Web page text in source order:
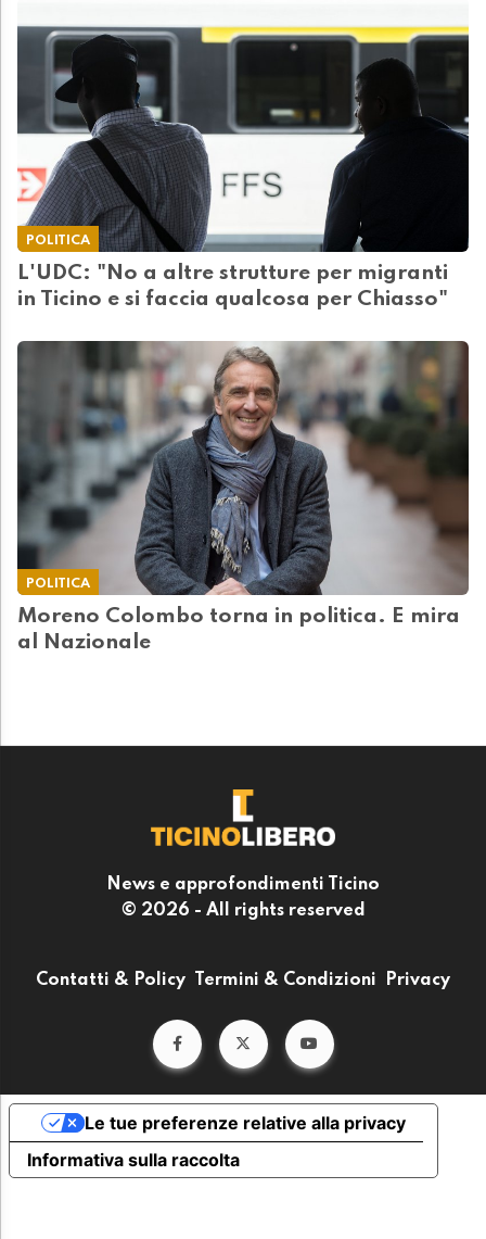
POLITICA
L'UDC: "No a altre strutture per migranti
in Ticino e si faccia qualcosa per Chiasso"
POLITICA
Moreno Colombo torna in politica. E mira
al Nazionale
News e approfondimenti Ticino
© 2026 - All rights reserved
Contatti & Policy Termini & Condizioni Privacy
Informativa sulla raccolta
Le tue preferenze relative alla privacy